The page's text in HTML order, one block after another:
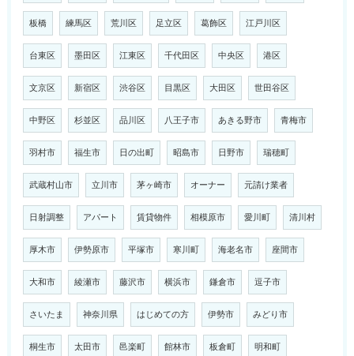
板橋 練馬区 荒川区 足立区 葛飾区 江戸川区
台東区 墨田区 江東区 千代田区 中央区 港区
文京区 新宿区 渋谷区 目黒区 大田区 世田谷区
中野区 杉並区 品川区 八王子市 あきる野市 青梅市
羽村市 福生市 日の出町 昭島市 日野市 瑞穂町
武蔵村山市 立川市 茅ヶ崎市 オーナー 元請け業者
日射調整 アパート 賃貸物件 相模原市 愛川町 清川村
厚木市 伊勢原市 平塚市 寒川町 海老名市 座間市
大和市 綾瀬市 藤沢市 横浜市 鎌倉市 逗子市
さいたま 神奈川県 はじめての方 伊勢市 みどり市
桐生市 太田市 邑楽町 館林市 板倉町 明和町